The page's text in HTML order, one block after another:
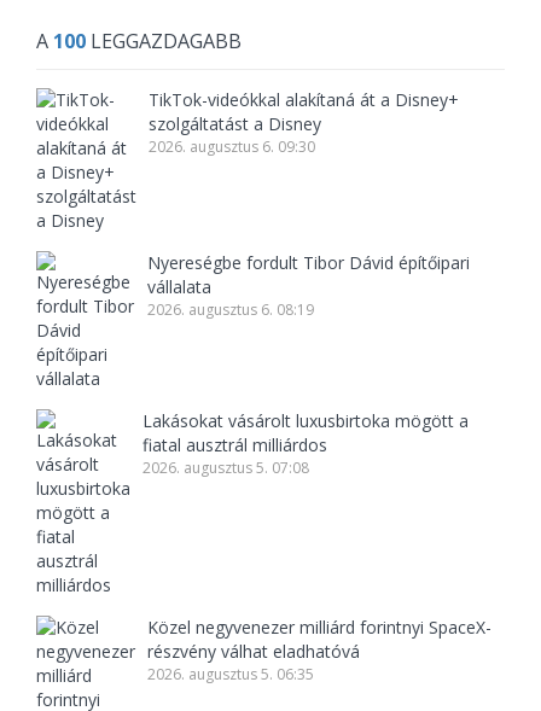
A 100 LEGGAZDAGABB
TikTok-videókkal alakítaná át a Disney+
szolgáltatást a Disney
2026. augusztus 6. 09:30
Nyereségbe fordult Tibor Dávid építőipari
vállalata
2026. augusztus 6. 08:19
Lakásokat vásárolt luxusbirtoka mögött a
fiatal ausztrál milliárdos
2026. augusztus 5. 07:08
Közel negyvenezer milliárd forintnyi SpaceX-
részvény válhat eladhatóvá
2026. augusztus 5. 06:35